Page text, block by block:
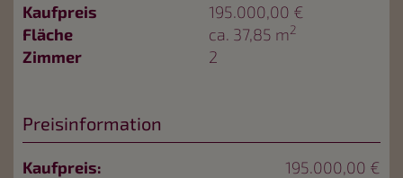
Kaufpreis
195.000,00 €
Fläche
ca. 37,85 m2
Zimmer 2
Preisinformation
Kaufpreis:
195.000,00 €